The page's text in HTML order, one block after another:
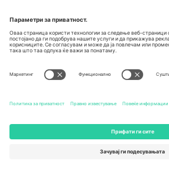
United States
131 Continental Dr, Suite 305,
Newark, Delaware 19713, United
States
Bulgaria
Regus Sofia City West, bul
UAE
Building